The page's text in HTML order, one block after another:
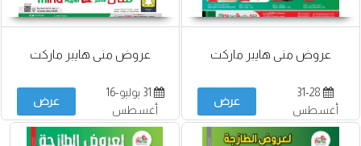
عروض منى هايبر ماركت
31-28
أغسطس
عرض
عروض منى هايبر ماركت
31 يوليو-16
أغسطس
عرض